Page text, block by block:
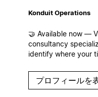
Konduit Operations
🤝 Available now —
consultancy
identify where your
streamlined
systems that scale in
プロフィールを